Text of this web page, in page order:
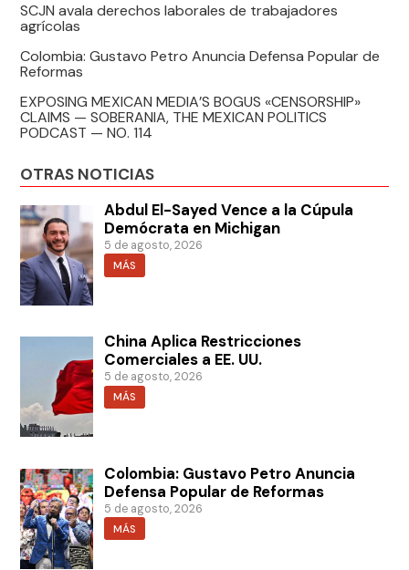
SCJN avala derechos laborales de trabajadores
agrícolas
Colombia: Gustavo Petro Anuncia Defensa Popular de
Reformas
EXPOSING MEXICAN MEDIA’S BOGUS «CENSORSHIP»
CLAIMS — SOBERANIA, THE MEXICAN POLITICS
PODCAST — NO. 114
OTRAS NOTICIAS
Abdul El-Sayed Vence a la Cúpula
Demócrata en Michigan
5 de agosto, 2026
MÁS
China Aplica Restricciones
Comerciales a EE. UU.
5 de agosto, 2026
MÁS
Colombia: Gustavo Petro Anuncia
Defensa Popular de Reformas
5 de agosto, 2026
MÁS